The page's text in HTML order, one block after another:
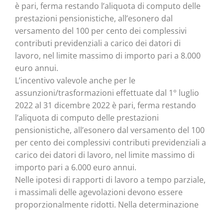
è pari, ferma restando l’aliquota di computo delle
prestazioni pensionistiche, all’esonero dal
versamento del 100 per cento dei complessivi
contributi previdenziali a carico dei datori di
lavoro, nel limite massimo di importo pari a 8.000
euro annui.
L’incentivo valevole anche per le
assunzioni/trasformazioni effettuate dal 1° luglio
2022 al 31 dicembre 2022 è pari, ferma restando
l’aliquota di computo delle prestazioni
pensionistiche, all’esonero dal versamento del 100
per cento dei complessivi contributi previdenziali a
carico dei datori di lavoro, nel limite massimo di
importo pari a 6.000 euro annui.
Nelle ipotesi di rapporti di lavoro a tempo parziale,
i massimali delle agevolazioni devono essere
proporzionalmente ridotti. Nella determinazione